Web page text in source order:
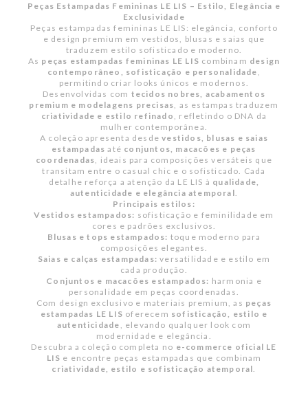
Peças Estampadas Femininas LE LIS – Estilo, Elegância e
Exclusividade
Peças estampadas femininas LE LIS: elegância, conforto
e design premium em vestidos, blusas e saias que
traduzem estilo sofisticado e moderno.
As peças estampadas femininas LE LIS combinam design
contemporâneo, sofisticação e personalidade ,
permitindo criar looks únicos e modernos.
Desenvolvidas com tecidos nobres, acabamentos
premium e modelagens precisas, as estampas traduzem
criatividade e estilo refinado , refletindo o DNA da
mulher contemporânea.
A coleção apresenta desdevestidos, blusas e saias
estampadas até conjuntos, macacões e peças
coordenadas, ideais para composições versáteis que
transitam entre o casual chic e o sofisticado. Cada
detalhe reforça a atenção da LE LIS à qualidade,
autenticidade e elegância atemporal.
Principais estilos:
Vestidos estampados: sofisticação e feminilidade em
cores e padrões exclusivos.
Blusas e tops estampados: toque moderno para
composições elegantes.
Saias e calças estampadas: versatilidade e estilo em
cada produção.
Conjuntos e macacões estampados: harmonia e
personalidade em peças coordenadas.
Com design exclusivo e materiais premium, as peças
estampadas LE LIS oferecem sofisticação, estilo e
autenticidade , elevando qualquer look com
modernidade e elegância.
Descubra a coleção completa no e-commerce oficial LE
LIS e encontre peças estampadas que combinam
criatividade, estilo e sofisticação atemporal.